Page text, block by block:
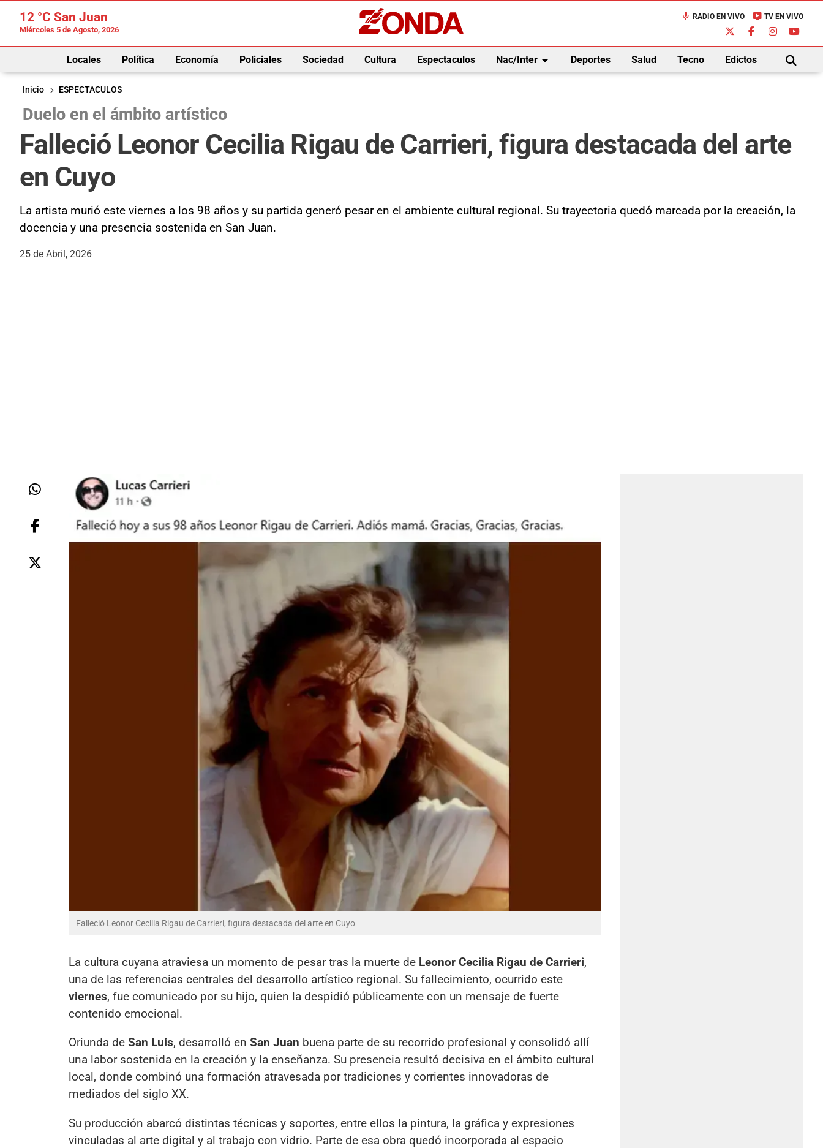
12 °C San Juan
Miércoles 5 de Agosto, 2026
mic RADIO EN VIVO live_tv TV EN VIVO
Locales Política Economía Policiales Sociedad Cultura Espectaculos Nac/Interarrow_drop_down Deportes Salud Tecno Edictos
BUSCAR
Inicio
ESPECTACULOS
Duelo en el ámbito artístico
Falleció Leonor Cecilia Rigau de Carrieri, figura destacada del arte
en Cuyo
La artista murió este viernes a los 98 años y su partida generó pesar en el ambiente cultural regional. Su trayectoria quedó marcada por la creación, la
docencia y una presencia sostenida en San Juan.
25 de Abril, 2026
Falleció Leonor Cecilia Rigau de Carrieri, figura destacada del arte en Cuyo
La cultura cuyana atraviesa un momento de pesar tras la muerte de Leonor Cecilia Rigau de Carrieri,
una de las referencias centrales del desarrollo artístico regional. Su fallecimiento, ocurrido este
viernes, fue comunicado por su hijo, quien la despidió públicamente con un mensaje de fuerte
contenido emocional.
Oriunda de San Luis, desarrolló en San Juan buena parte de su recorrido profesional y consolidó allí
una labor sostenida en la creación y la enseñanza. Su presencia resultó decisiva en el ámbito cultural
local, donde combinó una formación atravesada por tradiciones y corrientes innovadoras de
mediados del siglo XX.
Su producción abarcó distintas técnicas y soportes, entre ellos la pintura, la gráfica y expresiones
vinculadas al arte digital y al trabajo con vidrio. Parte de esa obra quedó incorporada al espacio